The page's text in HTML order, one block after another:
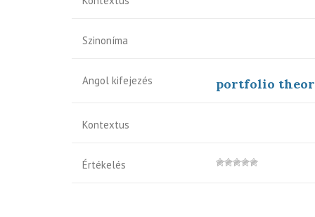
Szinoníma
Angol kifejezés portfolio
Kontextus
Értékelés